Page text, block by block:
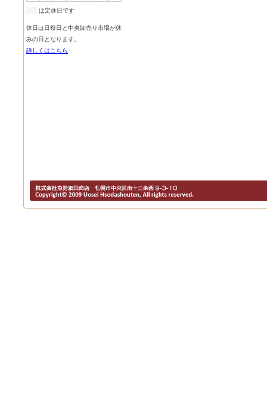
は定休日です
休日は日祭日と中央卸売り市場が休
みの日となります。
詳しくはこちら